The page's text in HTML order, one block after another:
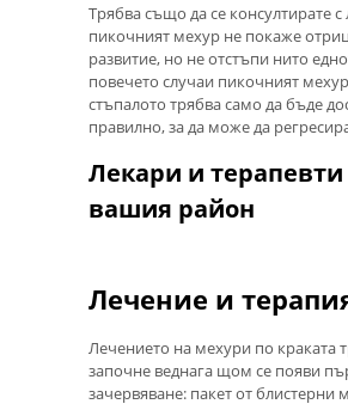
Трябва също да се консултирате с
пикочният мехур не покаже
развитие, но не отстъпи нито
повечето случаи пикочният
стъпалото трябва само да бъде
правилно, за да може да
Лекари и
вашия район
Лечение и
Лечението на мехури по краката
започне веднага щом се появи
зачервяване: пакет от блистерни